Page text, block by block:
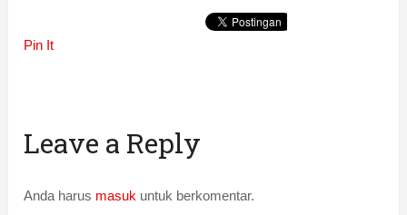
Pin It
Leave a Reply
Anda harus masuk untuk berkomentar.